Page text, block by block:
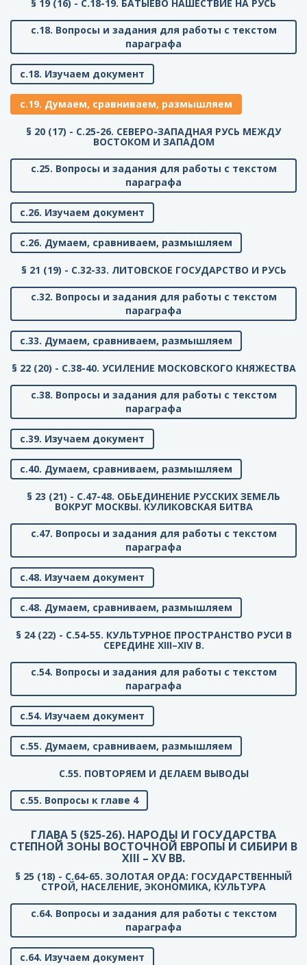
§ 19 (16) - C.18-19. БАТЫЕВО НАШЕСТВИЕ НА РУСЬ
с.18. Вопросы и задания для работы с текстом
параграфа
с.18. Изучаем документ
с.19. Думаем, сравниваем, размышляем
§ 20 (17) - C.25-26. СЕВЕРО-ЗАПАДНАЯ РУСЬ МЕЖДУ
ВОСТОКОМ И ЗАПАДОМ
с.25. Вопросы и задания для работы с текстом
параграфа
с.26. Изучаем документ
с.26. Думаем, сравниваем, размышляем
§ 21 (19) - C.32-33. ЛИТОВСКОЕ ГОСУДАРСТВО И РУСЬ
с.32. Вопросы и задания для работы с текстом
параграфа
с.33. Думаем, сравниваем, размышляем
§ 22 (20) - C.38-40. УСИЛЕНИЕ МОСКОВСКОГО КНЯЖЕСТВА
с.38. Вопросы и задания для работы с текстом
параграфа
с.39. Изучаем документ
с.40. Думаем, сравниваем, размышляем
§ 23 (21) - C.47-48. ОБЬЕДИНЕНИЕ РУССКИХ ЗЕМЕЛЬ
ВОКРУГ МОСКВЫ. КУЛИКОВСКАЯ БИТВА
с.47. Вопросы и задания для работы с текстом
параграфа
с.48. Изучаем документ
с.48. Думаем, сравниваем, размышляем
§ 24 (22) - C.54-55. КУЛЬТУРНОЕ ПРОСТРАНСТВО РУСИ В
СЕРЕДИНЕ XIII–XIV В.
с.54. Вопросы и задания для работы с текстом
параграфа
с.54. Изучаем документ
с.55. Думаем, сравниваем, размышляем
C.55. ПОВТОРЯЕМ И ДЕЛАЕМ ВЫВОДЫ
с.55. Вопросы к главе 4
ГЛАВА 5 (§25-26). НАРОДЫ И ГОСУДАРСТВА
СТЕПНОЙ ЗОНЫ ВОСТОЧНОЙ ЕВРОПЫ И СИБИРИ В
XIII – XV ВВ.
§ 25 (18) - C.64-65. ЗОЛОТАЯ ОРДА: ГОСУДАРСТВЕННЫЙ
СТРОЙ, НАСЕЛЕНИЕ, ЭКОНОМИКА, КУЛЬТУРА
с.64. Вопросы и задания для работы с текстом
параграфа
с.64. Изучаем документ